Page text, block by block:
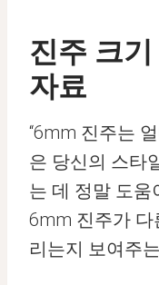
진주 크
자료
“6mm 진주는
은 당신의 스타
는 데 정말 도움
6mm 진주가 다
리는지 보여주